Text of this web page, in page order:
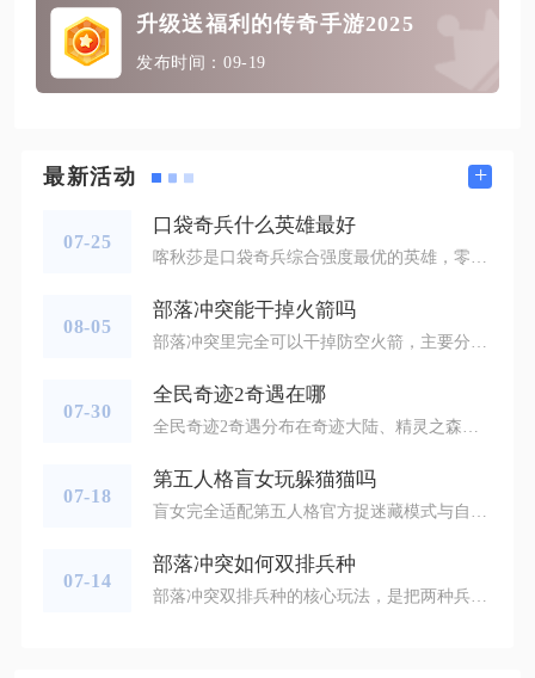
升级送福利的传奇手游2025
发布时间：09-19
最新活动 +
07-25
口袋奇兵什么英雄最好
喀秋莎是口袋奇兵综合强度最优的英雄，零氪、微氪、高氪玩家都能长期使用，覆盖推图、野外打野、据点攻防、跨服对战全部主流玩法，不存在明显短板。该英雄归属陆军阵营，当前游戏环境里陆军成型成本最低，兵种建造资源消耗更少，搭配体系丰富，不需要高额投入就能打出可观战力，也是多数玩家开荒首选兵种对应的核心输出角色。喀秋莎专属技能火箭齐射拥有极高触发概率，战斗中会对敌方横排单位释放多段范围伤害，清杂效率远超同定位其他英雄，专属等级达到五级后伤害倍率大幅提升，单场战斗输出占比稳定超过全队四成，
08-05
部落冲突能干掉火箭吗
部落冲突里完全可以干掉防空火箭，主要分为法术远程摧毁、英雄技能定点打击、地面兵种硬拆以及空军配合肉盾牵制这四类主流手段，不同大本营阶段需要匹配对应的操作思路，处理掉防空火箭之后，空军部队才能够安全进场输出，也是绝大多数空军流派打出三星的关键前提。防空火箭只会攻击空中单位，不会对地面部队造成任何伤害，这是很多玩家容易忽略的核心机制，地面兵种靠近之后可以毫无阻碍地输出摧毁防空火箭，只是内置在阵型深处的火箭，往往需要破开多层城墙才能够接触到目标，会承受周边其他防御建筑的火力打击。法
07-30
全民奇迹2奇遇在哪
全民奇迹2奇遇分布在奇迹大陆、精灵之森、冰封峡谷、亚特兰蒂斯、埋骨沙漠、卡特鲁废墟、天使之城七大核心地图，分为NPC对话触发、场景道具交互、特定动作触发三类，全部奇遇都有转生等级门槛，未达到对应转职等级无法激活对应点位。常规奇遇集中在地图边角、墓园、海岸、废墟高台、桥洞、雕像群这类自动寻路不会抵达的隐蔽区域，部分奇遇存在线路刷新机制，单次抵达未发现交互目标时切换线路即可刷新可触发物件，是快速找齐全部奇遇的核心思路。奇迹大陆的奇遇点位集中在右上角墓园，1转100级可解锁缜密头脑
07-18
第五人格盲女玩躲猫猫吗
盲女完全适配第五人格官方捉迷藏模式与自定义躲猫猫玩法，且凭借回声定位技能成为躲藏阵营里信息优势极强的角色，整体适配度稳居求生者上游层级，仅羸弱特质会在被发现后大幅降低逃生容错，只要全程依靠盲杖把控监管动向、严格控制跑动暴露痕迹，盲女的躲猫猫上限会远超多数常规求生者。盲女轻击盲杖可实时感知近距离监管轮廓，重击盲杖能够实现全图透视两名怪物位置，还会同步将监管方位共享给全体队友，同时削弱监管交互速度、屏蔽监管自带透视能力，刚好契合躲猫猫最核心的提前规避需求，30秒躲藏准备阶段可直接
07-14
部落冲突如何双排兵种
部落冲突双排兵种的核心玩法，是把两种兵种分成前后两排依次投放，前排兵种负责承受防御伤害、引导部队路线，后排兵种稳定打输出，依靠兵种分工降低部队损耗，以此大幅提升破阵三星概率。双排兵种不能随意组合，必须满足承伤与输出互补的基础逻辑，前排优先选择高血量坦克兵种，后排搭配远距离输出兵种，地面与空中单位严格分开编组，避免两类部队被同一种防御火力同时针对。在配兵人口分配上，前排兵种占用总兵力的三成，后排输出兵种占据七成人口，多余人口可以补充少量开墙兵种，保证大部队顺利进入阵型内部，不会